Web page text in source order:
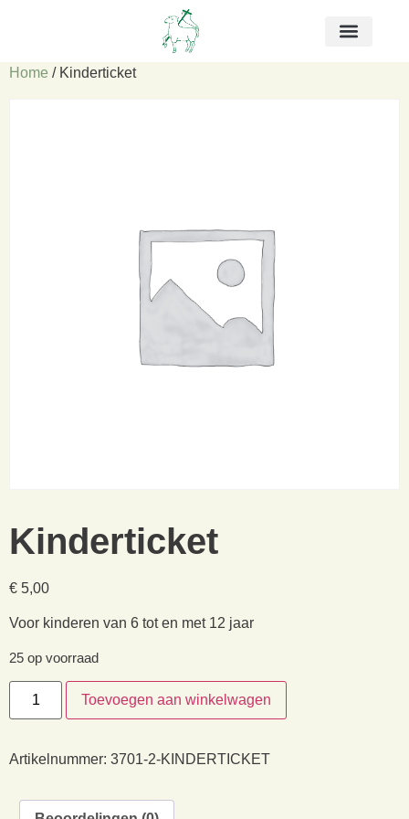
Home / Kinderticket
Kinderticket
€ 5,00
Voor kinderen van 6 tot en met 12 jaar
25 op voorraad
Toevoegen aan winkelwagen
Artikelnummer: 3701-2-KINDERTICKET